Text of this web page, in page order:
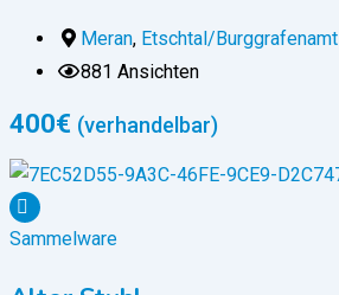
Meran, Etschtal/Burggrafenamt
881 Ansichten
400€ (verhandelbar)
Sammelware